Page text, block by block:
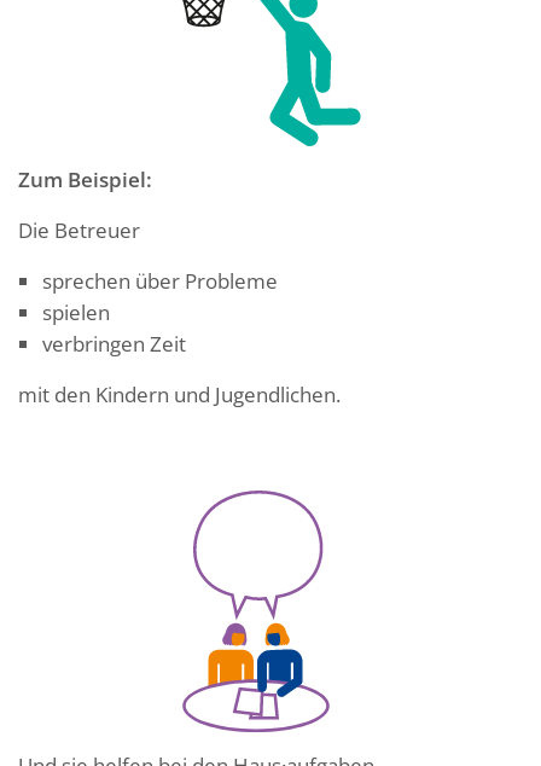
Zum Beispiel:
Die Betreuer
sprechen über Probleme
spielen
verbringen Zeit
mit den Kindern und Jugendlichen.